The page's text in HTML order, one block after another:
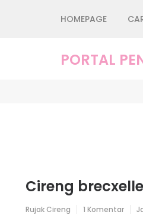
HOMEPAGE
PORTAL
Cireng
Rujak Cireng 1 Komentarpada